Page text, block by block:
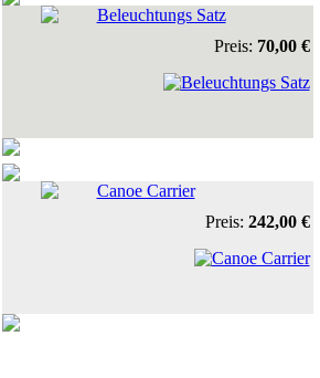
Beleuchtungs Satz
Preis: 70,00 €
Canoe Carrier
Preis: 242,00 €